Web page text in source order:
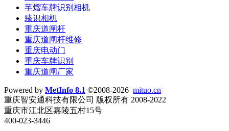
芊熠车牌识别相机
臻识相机
重庆道闸杆
重庆道闸杆维修
重庆电动门
重庆车牌识别
重庆道闸厂家
Powered by MetInfo 8.1 ©2008-2026 mituo.cn
重庆智安通科技有限公司 版权所有 2008-2022
重庆市江北区嘉陵五村15号
400-023-3446